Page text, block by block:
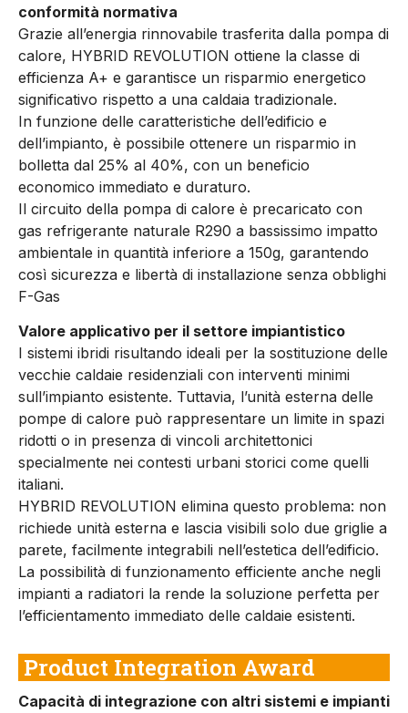
conformità normativa
Grazie all’energia rinnovabile trasferita dalla pompa di
calore, HYBRID REVOLUTION ottiene la classe di
efficienza A+ e garantisce un risparmio energetico
significativo rispetto a una caldaia tradizionale.
In funzione delle caratteristiche dell’edificio e
dell’impianto, è possibile ottenere un risparmio in
bolletta dal 25% al 40%, con un beneficio
economico immediato e duraturo.
Il circuito della pompa di calore è precaricato con
gas refrigerante naturale R290 a bassissimo impatto
ambientale in quantità inferiore a 150g, garantendo
così sicurezza e libertà di installazione senza obblighi
F-Gas
Valore applicativo per il settore impiantistico
I sistemi ibridi risultando ideali per la sostituzione delle
vecchie caldaie residenziali con interventi minimi
sull’impianto esistente. Tuttavia, l’unità esterna delle
pompe di calore può rappresentare un limite in spazi
ridotti o in presenza di vincoli architettonici
specialmente nei contesti urbani storici come quelli
italiani.
HYBRID REVOLUTION elimina questo problema: non
richiede unità esterna e lascia visibili solo due griglie a
parete, facilmente integrabili nell’estetica dell’edificio.
La possibilità di funzionamento efficiente anche negli
impianti a radiatori la rende la soluzione perfetta per
l’efficientamento immediato delle caldaie esistenti.
Product Integration Award
Capacità di integrazione con altri sistemi e impianti